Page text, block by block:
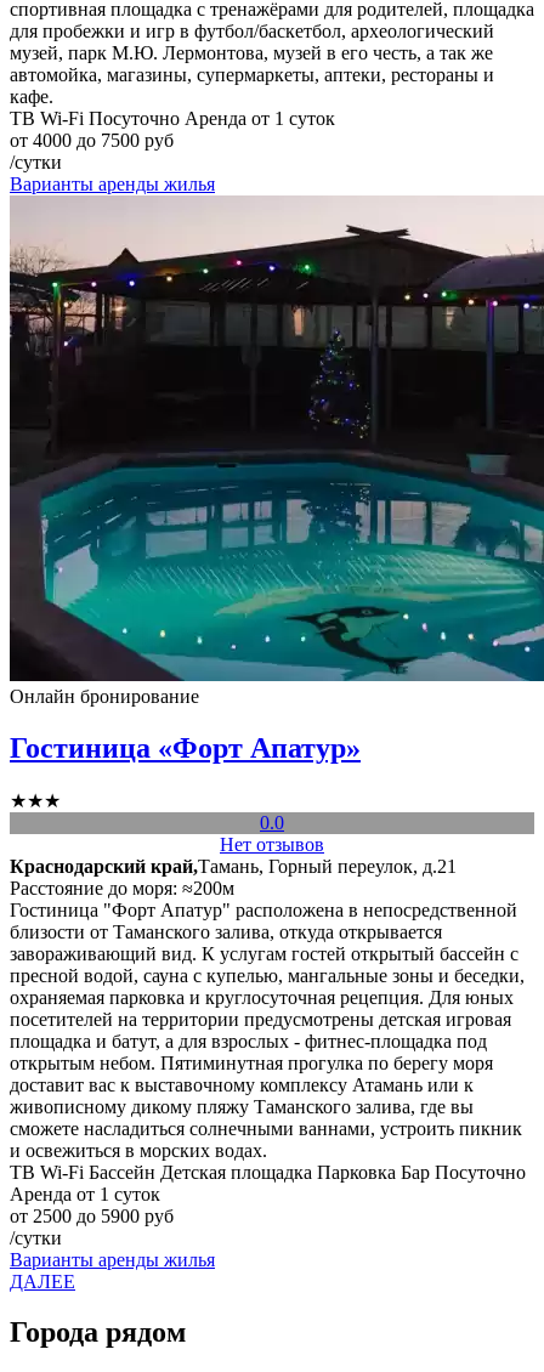
спортивная площадка с тренажёрами для родителей, площадка
для пробежки и игр в футбол/баскетбол, археологический
музей, парк М.Ю. Лермонтова, музей в его честь, а так же
автомойка, магазины, супермаркеты, аптеки, рестораны и
кафе.
ТВ Wi-Fi Посуточно Аренда от 1 суток
от 4000 до 7500 руб
/сутки
Варианты аренды жилья
Онлайн бронирование
Гостиница «Форт Апатур»
★★★
0.0
Нет отзывов
Краснодарский край,Тамань, Горный переулок, д.21
Расстояние до моря: ≈200м
Гостиница "Форт Апатур" расположена в непосредственной
близости от Таманского залива, откуда открывается
завораживающий вид. К услугам гостей открытый бассейн с
пресной водой, сауна с купелью, мангальные зоны и беседки,
охраняемая парковка и круглосуточная рецепция. Для юных
посетителей на территории предусмотрены детская игровая
площадка и батут, а для взрослых - фитнес-площадка под
открытым небом. Пятиминутная прогулка по берегу моря
доставит вас к выставочному комплексу Атамань или к
живописному дикому пляжу Таманского залива, где вы
сможете насладиться солнечными ваннами, устроить пикник
и освежиться в морских водах.
ТВ Wi-Fi Бассейн Детская площадка Парковка Бар Посуточно
Аренда от 1 суток
от 2500 до 5900 руб
/сутки
Варианты аренды жилья
ДАЛЕЕ
Города рядом